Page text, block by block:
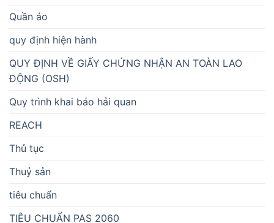
Quần áo
quy định hiện hành
QUY ĐỊNH VỀ GIẤY CHỨNG NHẬN AN TOÀN LAO
ĐỘNG (OSH)
Quy trình khai báo hải quan
REACH
Thủ tục
Thuỷ sản
tiêu chuẩn
TIÊU CHUẨN PAS 2060